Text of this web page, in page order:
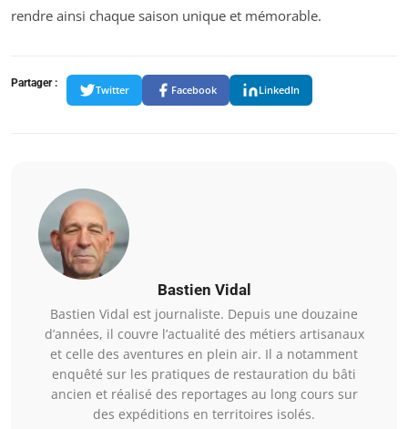
rendre ainsi chaque saison unique et mémorable.
Partager :
Twitter Facebook LinkedIn
Bastien Vidal
Bastien Vidal est journaliste. Depuis une douzaine
d’années, il couvre l’actualité des métiers artisanaux
et celle des aventures en plein air. Il a notamment
enquêté sur les pratiques de restauration du bâti
ancien et réalisé des reportages au long cours sur
des expéditions en territoires isolés.